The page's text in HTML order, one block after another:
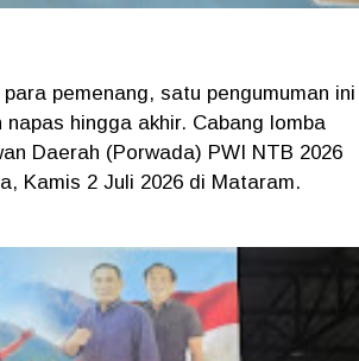
pemenang, satu pengumuman ini
hingga akhir. Cabang lomba
Daerah (Porwada) PWI NTB 2026
Kamis 2 Juli 2026 di Mataram.